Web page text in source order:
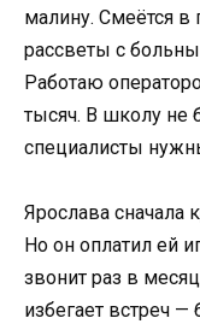
малину. Смеётся в
рассветы с
Работаю
тысяч. В школу не
специалисты
Ярослава сначала
Но он оплатил ей
звонит раз в
избегает встреч —